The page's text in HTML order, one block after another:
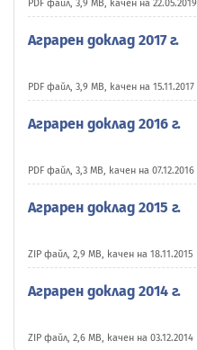
PDF файл, 3,9 MB, качен на 22.05.2019
Аграрен доклад 2017 г.
PDF файл, 3,9 MB, качен на 15.11.2017
Аграрен доклад 2016 г.
PDF файл, 3,3 MB, качен на 07.12.2016
Аграрен доклад 2015 г.
ZIP файл, 2,9 MB, качен на 18.11.2015
Аграрен доклад 2014 г.
ZIP файл, 2,6 MB, качен на 03.12.2014